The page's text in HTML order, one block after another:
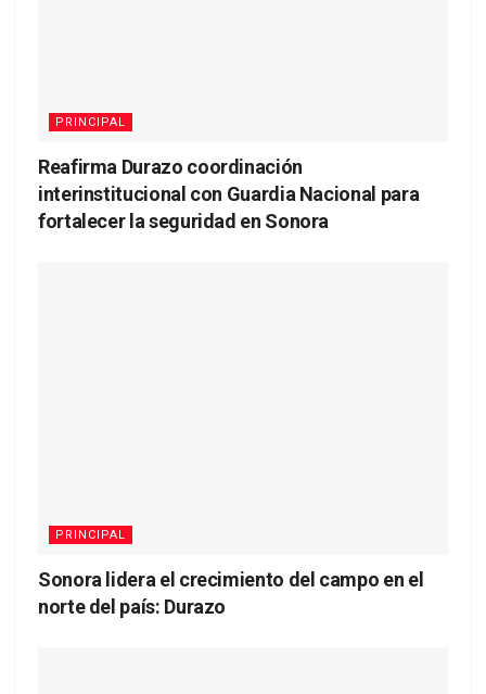
PRINCIPAL
Reafirma Durazo coordinación
interinstitucional con Guardia Nacional para
fortalecer la seguridad en Sonora
PRINCIPAL
Sonora lidera el crecimiento del campo en el
norte del país: Durazo